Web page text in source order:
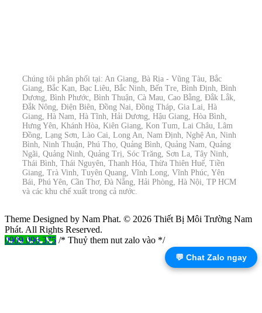
Chúng tôi phân phối tại: An Giang, Bà Rịa - Vũng Tàu, Bắc
Giang, Bắc Kạn, Bạc Liêu, Bắc Ninh, Bến Tre, Bình Định, Bình
Dương, Bình Phước, Bình Thuận, Cà Mau, Cao Bằng, Đắk Lắk,
Đắk Nông, Điện Biên, Đồng Nai, Đồng Tháp, Gia Lai, Hà
Giang, Hà Nam, Hà Tĩnh, Hải Dương, Hậu Giang, Hòa Bình,
Hưng Yên, Khánh Hòa, Kiên Giang, Kon Tum, Lai Châu, Lâm
Đồng, Lạng Sơn, Lào Cai, Long An, Nam Định, Nghệ An, Ninh
Bình, Ninh Thuận, Phú Thọ, Quảng Bình, Quảng Nam, Quảng
Ngãi, Quảng Ninh, Quảng Trị, Sóc Trăng, Sơn La, Tây Ninh,
Thái Bình, Thái Nguyên, Thanh Hóa, Thừa Thiên Huế, Tiền
Giang, Trà Vinh, Tuyên Quang, Vĩnh Long, Vĩnh Phúc, Yên
Bái, Phú Yên, Cần Thơ, Đà Nẵng, Hải Phòng, Hà Nội, TP HCM
và các khu chế xuất trong cả nước.
Theme Designed by Nam Phat. © 2026 Thiết Bị Môi Trường Nam
Phát. All Rights Reserved.
0909 096 375 /* Thuỷ them nut zalo vào */
💬 Chat Zalo ngay